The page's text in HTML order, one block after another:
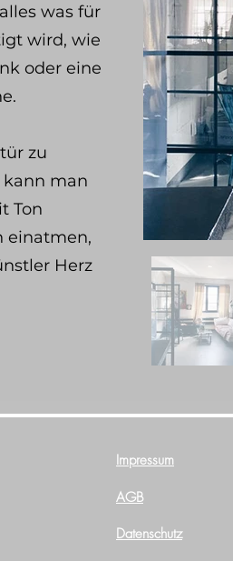
was für
wird, wie
oder eine
zu
kann man
Ton
einatmen,
Herz
Impressum
AGB
Datenschutz